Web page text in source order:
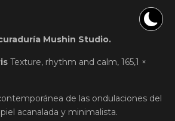
Mushin Studio.
Texture, rhythm and calm, 165,1 ×
de las ondulaciones del
acanalada y minimalista.